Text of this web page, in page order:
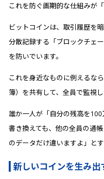
これを防ぐ画期的な仕組みが
ビットコインは、取引履歴を
分散記録する「ブロックチェ
を防いでいます。
これを身近なものに例えるな
簿）を共有して、全員で監視
誰か一人が「自分の残高を
書き換えても、他の全員の通
のデータだけ違いますよ」と
新しいコインを生み出